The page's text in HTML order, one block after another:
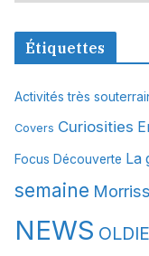
c
v
e
Étiquettes
Activités très
Covers Curiosities
Focus Découverte La
semaine
NEWS